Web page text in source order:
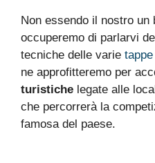
Non essendo il nostro un
occuperemo di parlarvi
tecniche delle varie
ne approfitteremo per
turistiche legate alle
che percorrerà la
famosa del paese.